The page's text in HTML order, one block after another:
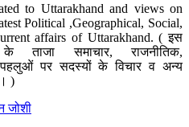
to Uttarakhand and views on
Political ,Geographical, Social,
affairs of Uttarakhand. ( इस
समाचार, राजनीतिक,
पहलुओं पर सदस्यों के विचार व अन्य
)
जोशी